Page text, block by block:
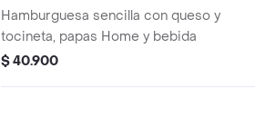
Hamburguesa sencilla con queso y
tocineta, papas Home y bebida
$ 40.900